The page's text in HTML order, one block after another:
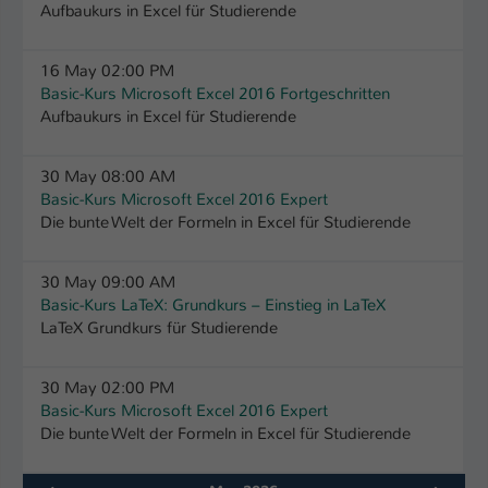
Aufbaukurs in Excel für Studierende
16 May 02:00 PM
Basic-Kurs Microsoft Excel 2016 Fortgeschritten
Aufbaukurs in Excel für Studierende
30 May 08:00 AM
Basic-Kurs Microsoft Excel 2016 Expert
Die bunte Welt der Formeln in Excel für Studierende
30 May 09:00 AM
Basic-Kurs LaTeX: Grundkurs – Einstieg in LaTeX
LaTeX Grundkurs für Studierende
30 May 02:00 PM
Basic-Kurs Microsoft Excel 2016 Expert
Die bunte Welt der Formeln in Excel für Studierende
Einstellungen. Unter anderem eine zufällig
Einstellungen, falls der Webseiten-
Betreiber dies eingestellt hat.
Name fe_typo_user / PHPSESSID
Anbieter TYPO3
Zweck
Dieses Cookie ist ein Standard-Session-
Cookie von TYPO3. Es speichert im Fall
kann der eingeloggte Benutzer
wiedererkannt werden und es wird ihm
Zugang zu geschützten Bereichen